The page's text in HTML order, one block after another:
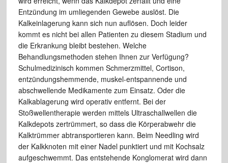
Entzündung im umliegenden Gewebe auslöst. Die
Kalkeinlagerung kann sich nun auflösen. Doch leider
kommt es nicht bei allen Patienten zu diesem Stadium und
die Erkrankung bleibt bestehen. Welche
Behandlungsmethoden stehen Ihnen zur Verfügung?
Schulmedizinisch kommen Schmerzmittel, Cortison,
entzündungshemmende, muskel-entspannende und
abschwellende Medikamente zum Einsatz. Oder die
Kalkablagerung wird operativ entfernt. Bei der
Stoßwellentherapie werden mittels Ultraschallwellen die
Kalkdepots zertrümmert, so dass die Körperabwehr die
Kalktrümmer abtransportieren kann. Beim Needling wird
der Kalkknoten mit einer Nadel punktiert und mit Kochsalz
aufgeschwemmt. Das entstehende Konglomerat wird dann